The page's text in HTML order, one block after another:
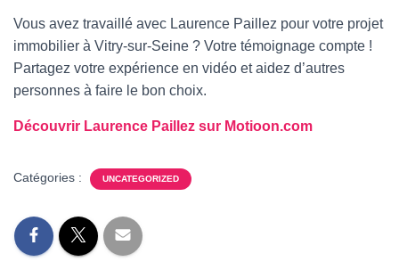
Vous avez travaillé avec Laurence Paillez pour votre projet
immobilier à Vitry-sur-Seine ? Votre témoignage compte !
Partagez votre expérience en vidéo et aidez d’autres
personnes à faire le bon choix.
Découvrir Laurence Paillez sur Motioon.com
Catégories : UNCATEGORIZED